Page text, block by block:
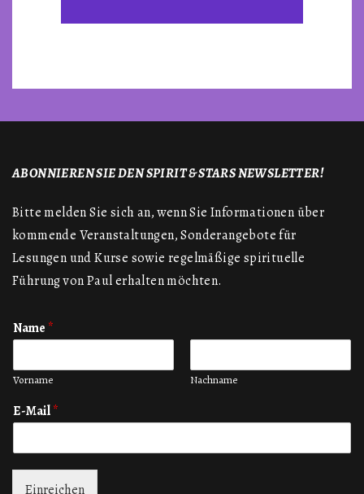
ABONNIEREN SIE DEN SPIRIT & STARS NEWSLETTER!
Bitte melden Sie sich an, wenn Sie Informationen über
kommende Veranstaltungen, Sonderangebote für
Lesungen und Kurse sowie regelmäßige spirituelle
Führung von Paul erhalten möchten.
Name *
Vorname Nachname
E-Mail*
Einreichen